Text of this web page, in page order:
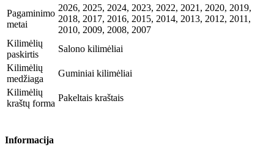
Pagaminimo
metai
2026, 2025, 2024, 2023, 2022, 2021, 2020, 2019,
2018, 2017, 2016, 2015, 2014, 2013, 2012, 2011,
2010, 2009, 2008, 2007
Kilimėlių
paskirtis
Salono kilimėliai
Kilimėlių
medžiaga
Guminiai kilimėliai
Kilimėlių
kraštų forma
Pakeltais kraštais
Informacija